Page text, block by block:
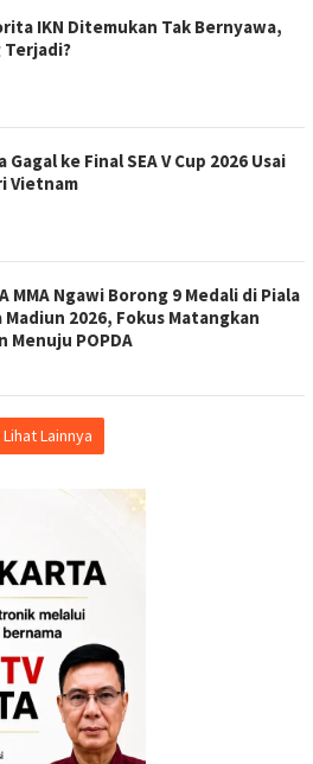
IKN Ditemukan Tak Bernyawa,
Terjadi?
Gagal ke Final SEA V Cup 2026 Usai
Vietnam
MMA Ngawi Borong 9 Medali di Piala
Madiun 2026, Fokus Matangkan
Menuju POPDA
Lihat Lainnya